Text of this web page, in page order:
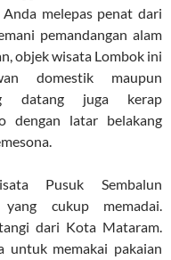
melepas penat dari
pemandangan alam
objek wisata Lombok ini
domestik maupun
datang juga kerap
dengan latar belakang
Pusuk Sembalun
cukup memadai.
dari Kota Mataram.
untuk memakai pakaian